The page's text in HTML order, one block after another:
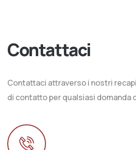
Contattaci
Contattaci attraverso i nostri
di contatto per qualsiasi domanda